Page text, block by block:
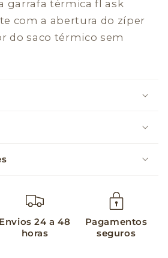
garrafa térmica fl ask
com a abertura do zíper
do saco térmico sem
Envios 24 a 48
horas
Pagamentos
seguros